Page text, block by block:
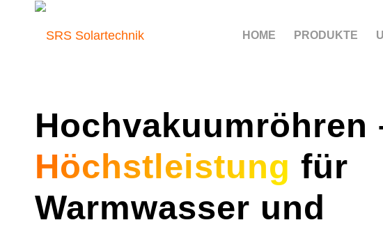
HOME PRODUKTE
Hochvakuumröhren
Höchstleistung für
Warmwasser und